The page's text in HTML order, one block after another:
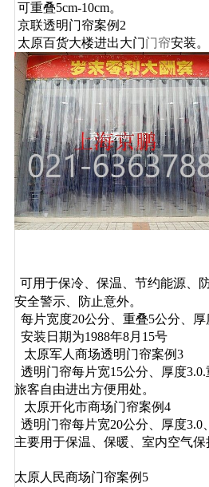
可重叠5cm-10cm。
京联透明门帘案例2
太原百货大楼进出大门门帘安装
可用于保冷、保温、节约能源、
安全警示、防止意外。
每片宽度20公分、重叠5公分、厚
安装日期为1988年8月15号
太原军人商场透明门帘案例3
透明门帘每片宽15公分、厚度
旅客自由进出方便用处。
太原开化市商场门帘案例4
透明门帘每片宽20公分、厚度3.0
主要用于保温、保暖、室内空气
太原人民商场门帘案例5